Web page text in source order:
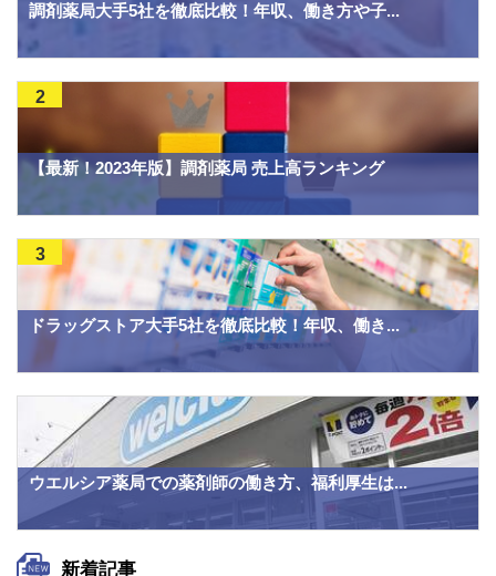
調剤薬局大手5社を徹底比較！年収、働き方や子...
【最新！2023年版】調剤薬局 売上高ランキング
2
ドラッグストア大手5社を徹底比較！年収、働き...
3
ウエルシア薬局での薬剤師の働き方、福利厚生は...
新着記事